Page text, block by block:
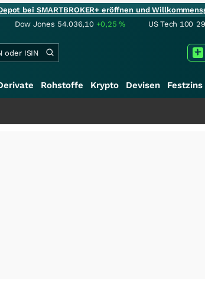
bei SMARTBROKER+ eröffnen und
Dow Jones 54.036,10 +0,25% US Tech 100
Rohstoffe Krypto Devisen Festzins